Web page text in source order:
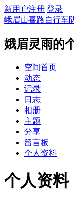
新用户注册 登录
峨眉山喜路自行车
娥眉灵雨的
空间首页
动态
记录
日志
相册
主题
分享
留言板
个人资料
个人资料